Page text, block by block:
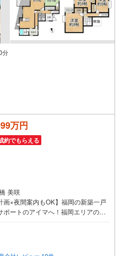
分
万円
約でもらえる
美咲
画×夜間案内もOK】福岡の新築一戸
ポートのアイマへ！福岡エリアの最
で全力でバックアップいたしま
選ばれる2大サポート/【プロ目線
ネット銀行をはじめ多数の金融機